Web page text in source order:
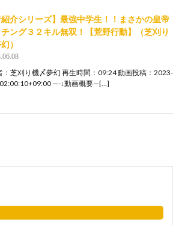
紹介シリーズ】最強中学生！！まさかの皇帝
ング３２キル無双！【荒野行動】（芝刈り
）
：芝刈り機〆夢幻 再生時間：09:24 動画投稿：2023-
—-↓動画概要—[…]